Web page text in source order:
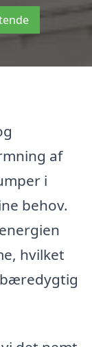
af
i
behov.
hvilket